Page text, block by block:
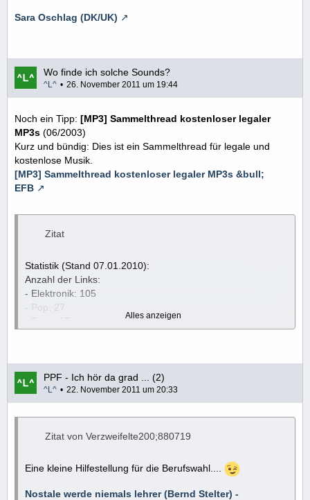
Sara Oschlag (DK/UK)
Wo finde ich solche Sounds?
^L^ 26. November 2011 um 19:44
Noch ein Tipp: [MP3] Sammelthread kostenloser legaler
MP3s (06/2003)
Kurz und bündig: Dies ist ein Sammelthread für legale und
kostenlose Musik.
[MP3] Sammelthread kostenloser legaler MP3s &bull;
EFB
Zitat
Statistik (Stand 07.01.2010):
Anzahl der Links:
- Elektronik: 105
- Pop: 27
- Rock: 87
- Klassik: 11
- Hörspiele: 17
- Portale: 115
- Weihnachten: 9
------------------
Insgesamt: 425
Alles anzeigen
PPF - Ich hör da grad ... (2)
^L^ 22. November 2011 um 20:33
Zitat von Verzweifelte200;880719
Eine kleine Hilfestellung für die Berufswahl....
Nostale werde niemals lehrer (Bernd Stelter) -